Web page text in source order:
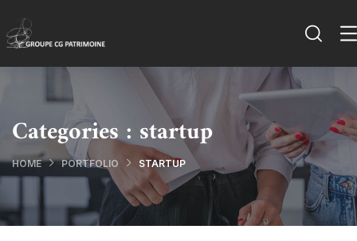
Categories : startup
HOME PORTFOLIO STARTUP